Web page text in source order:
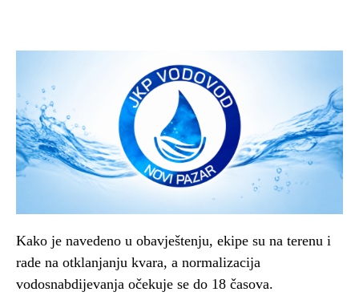
Kako je navedeno u obavještenju, ekipe su na terenu i
rade na otklanjanju kvara, a normalizacija
vodosnabdijevanja očekuje se do 18 časova.